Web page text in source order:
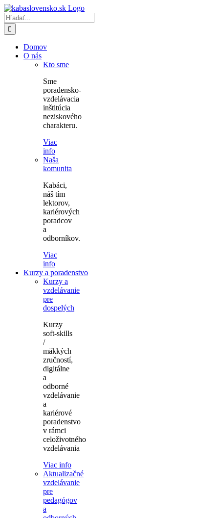
Skip
to
content
Hľadať:
Domov
O nás
Kto sme
Sme
poradensko-
vzdelávacia
inštitúcia
neziskového
charakteru.
Viac
info
Naša
komunita
Kabáci,
náš tím
lektorov,
kariérových
poradcov
a
odborníkov.
Viac
info
Kurzy a poradenstvo
Kurzy a
vzdelávanie
pre
dospelých
Kurzy
soft-skills
/
mäkkých
zručností,
digitálne
a
odborné
vzdelávanie
a
kariérové
poradenstvo
v rámci
celoživotného
vzdelávania
Viac info
Aktualizačné
vzdelávanie
pre
pedagógov
a